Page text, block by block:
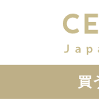
買